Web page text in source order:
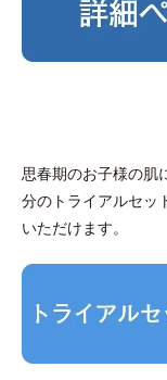
思春期のお子様の肌
分のトライアルセッ
いただけます。